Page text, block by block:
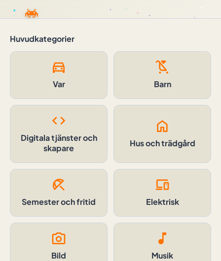
Huvudkategorier
directions_car
Var
child_friendly
Barn
code
Digitala tjänster och
skapare
home
Hus och trädgård
beach_access
Semester och fritid
devices
Elektrisk
photo_camera
Bild
music_note
Musik